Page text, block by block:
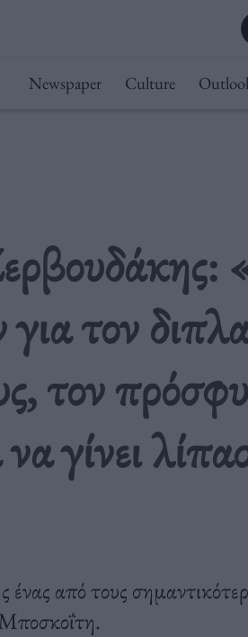
Newspaper Culture
τον
τον
γίνει
από τους